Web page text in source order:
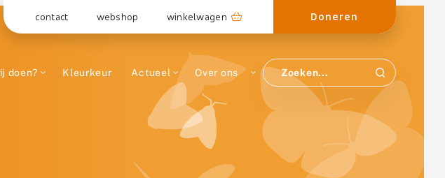
contact webshop winkelwagen Doneren
doen? Kleurkeur Actueel Over ons